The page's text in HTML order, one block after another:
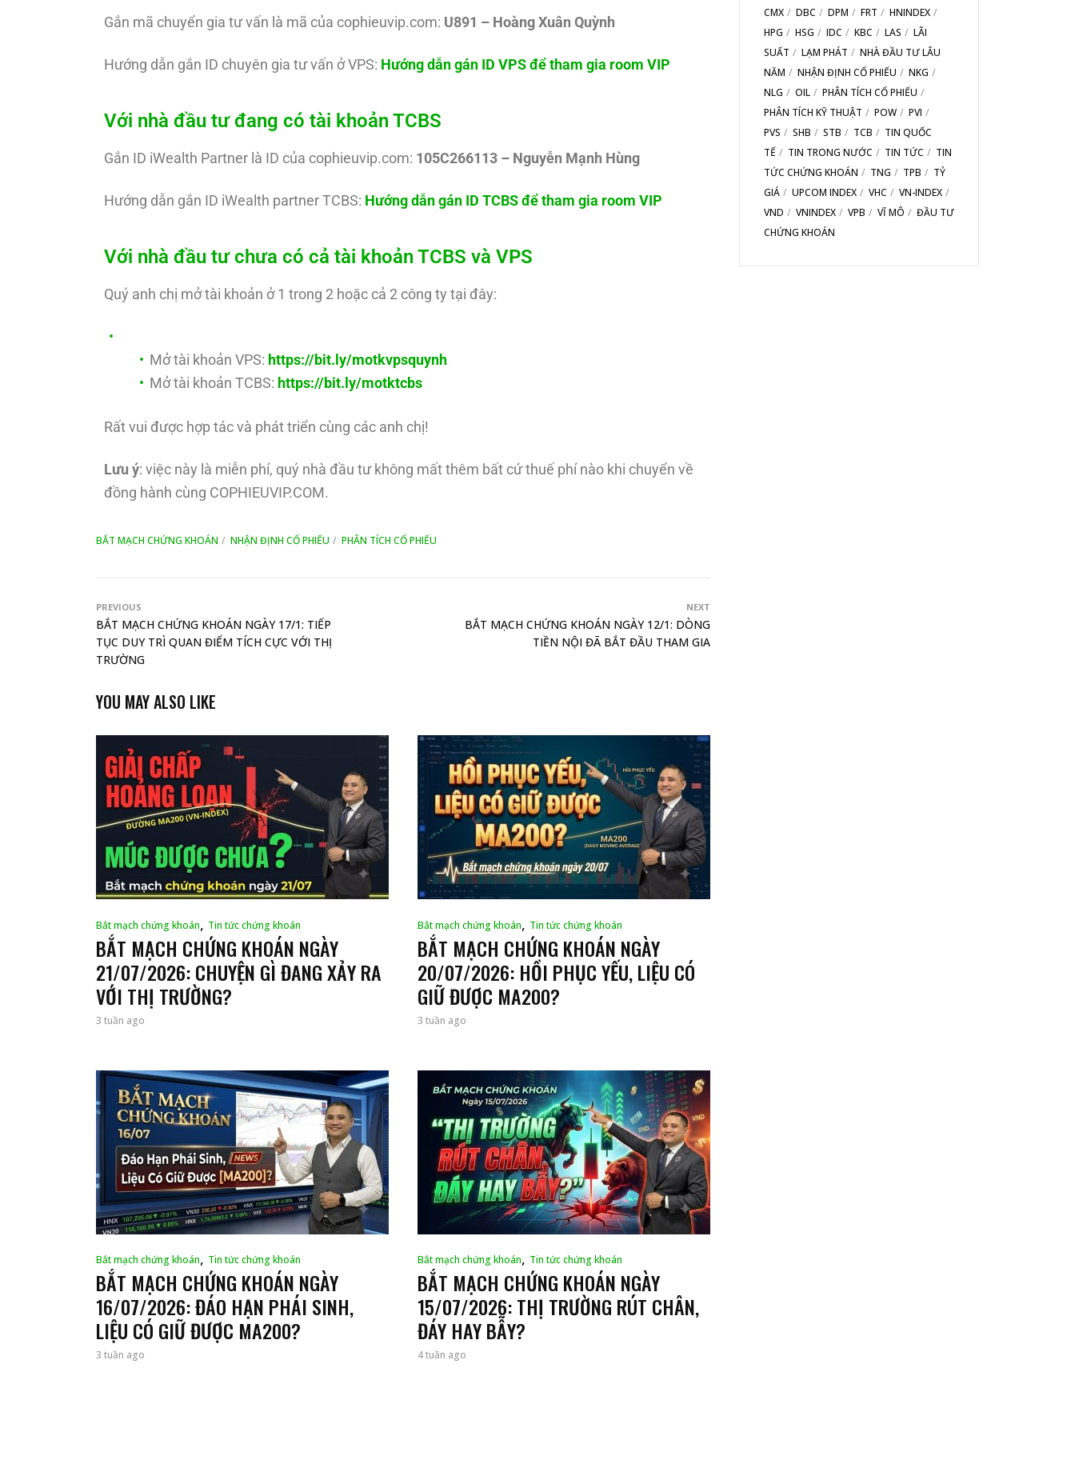
Gắn mã chuyển gia tư vấn là mã của cophieuvip.com: U891 – Hoàng Xuân Quỳnh
Hướng dẫn gắn ID chuyên gia tư vấn ở VPS: Hướng dẫn gán ID VPS để tham gia room VIP
Với nhà đầu tư đang có tài khoản TCBS
Gắn ID iWealth Partner là ID của cophieuvip.com: 105C266113 – Nguyễn Mạnh Hùng
Hướng dẫn gắn ID iWealth partner TCBS: Hướng dẫn gán ID TCBS để tham gia room VIP
Với nhà đầu tư chưa có cả tài khoản TCBS và VPS
Quý anh chị mở tài khoản ở 1 trong 2 hoặc cả 2 công ty tại đây:
Mở tài khoản VPS: https://bit.ly/motkvpsquynh
Mở tài khoản TCBS: https://bit.ly/motktcbs
Rất vui được hợp tác và phát triển cùng các anh chị!
Lưu ý: việc này là miễn phí, quý nhà đầu tư không mất thêm bất cứ thuế phí nào khi chuyển về
đồng hành cùng COPHIEUVIP.COM.
BẮT MẠCH CHỨNG KHOÁN NHẬN ĐỊNH CỔ PHIẾU PHÂN TÍCH CỔ PHIẾU
PREVIOUS
BẮT MẠCH CHỨNG KHOÁN NGÀY 17/1: TIẾP
TỤC DUY TRÌ QUAN ĐIỂM TÍCH CỰC VỚI THỊ
TRƯỜNG
NEXT
BẮT MẠCH CHỨNG KHOÁN NGÀY 12/1: DÒNG
TIỀN NỘI ĐÃ BẮT ĐẦU THAM GIA
YOU MAY ALSO LIKE
Bắt mạch chứng khoán, Tin tức chứng khoán
BẮT MẠCH CHỨNG KHOÁN NGÀY
21/07/2026: CHUYỆN GÌ ĐANG XẢY RA
VỚI THỊ TRƯỜNG?
3 tuần ago
Bắt mạch chứng khoán, Tin tức chứng khoán
BẮT MẠCH CHỨNG KHOÁN NGÀY
20/07/2026: HỒI PHỤC YẾU, LIỆU CÓ
GIỮ ĐƯỢC MA200?
3 tuần ago
Bắt mạch chứng khoán, Tin tức chứng khoán
BẮT MẠCH CHỨNG KHOÁN NGÀY
16/07/2026: ĐÁO HẠN PHÁI SINH,
LIỆU CÓ GIỮ ĐƯỢC MA200?
3 tuần ago
Bắt mạch chứng khoán, Tin tức chứng khoán
BẮT MẠCH CHỨNG KHOÁN NGÀY
15/07/2026: THỊ TRƯỜNG RÚT CHÂN,
ĐÁY HAY BẪY?
4 tuần ago
CMX
DBC DPM FRT
HNINDEX
HPG
HSG IDC KBC LAS
LÃI
SUẤT
LẠM PHÁT
NHÀ ĐẦU TƯ LÂU
NĂM
NHẬN ĐỊNH CỔ PHIẾU
NKG
NLG
OIL
PHÂN TÍCH CỔ PHIẾU
PHÂN TÍCH KỸ THUẬT
POW
PVI
PVS
SHB STB TCB
TIN QUỐC
TẾ
TIN TRONG NƯỚC TIN TỨC
TIN
TỨC CHỨNG KHOÁN
TNG TPB
TỶ
GIÁ
UPCOM INDEX VHC
VN-INDEX
VND
VNINDEX VPB VĨ MÔ
ĐẦU TƯ
CHỨNG KHOÁN